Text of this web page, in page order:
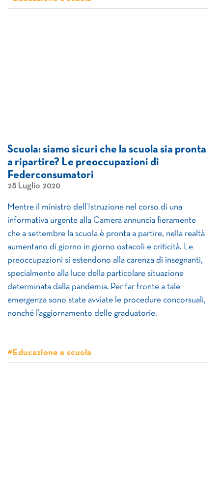
Scuola: siamo sicuri che la scuola sia pronta
a ripartire? Le preoccupazioni di
Federconsumatori
28 Luglio 2020
Mentre il ministro dell’Istruzione nel corso di una
informativa urgente alla Camera annuncia fieramente
che a settembre la scuola è pronta a partire, nella realtà
aumentano di giorno in giorno ostacoli e criticità. Le
preoccupazioni si estendono alla carenza di insegnanti,
specialmente alla luce della particolare situazione
determinata dalla pandemia. Per far fronte a tale
emergenza sono state avviate le procedure concorsuali,
nonché l’aggiornamento delle graduatorie.
#Educazione e scuola